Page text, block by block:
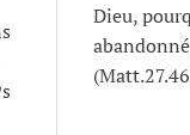
Dieu,